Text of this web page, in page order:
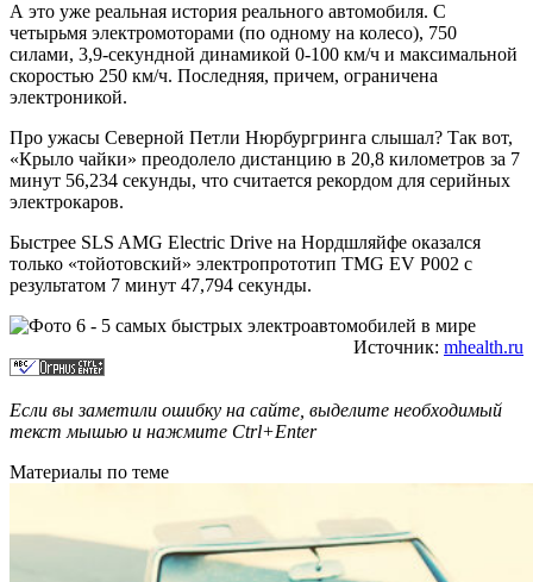
А это уже реальная история реального автомобиля. С
четырьмя электромоторами (по одному на колесо), 750
силами, 3,9-секундной динамикой 0-100 км/ч и максимальной
скоростью 250 км/ч. Последняя, причем, ограничена
электроникой.
Про ужасы Северной Петли Нюрбургринга слышал? Так вот,
«Крыло чайки» преодолело дистанцию в 20,8 километров за 7
минут 56,234 секунды, что считается рекордом для серийных
электрокаров.
Быстрее SLS AMG Electric Drive на Нордшляйфе оказался
только «тойотовский» электропрототип TMG EV P002 с
результатом 7 минут 47,794 секунды.
Источник: mhealth.ru
Если вы заметили ошибку на сайте, выделите необходимый
текст мышью и нажмите Ctrl+Enter
Материалы по теме